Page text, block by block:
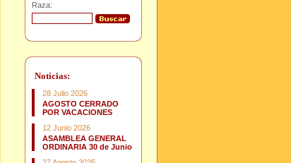
Raza:
Noticias:
28 Julio 2026
AGOSTO CERRADO
POR VACACIONES
12 Junio 2026
ASAMBLEA GENERAL
ORDINARIA 30 de Junio